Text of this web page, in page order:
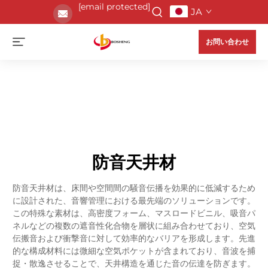
[email protected] JA
お問い合わせ
防音天井材
防音天井材は、床間や空間間の騒音伝播を効果的に低減するため
に設計された、音響管理における最先端のソリューションです。
この特殊な素材は、高密度フォーム、マスロードビニル、吸音パ
ネルなどの複数の遮音性化合物を層状に組み合わせており、空気
伝搬音および衝撃音に対して効率的なバリアを形成します。先進
的な構成材料には微細な空気ポケットが含まれており、音波を捕
捉・散逸させることで、天井構造を通じた音の伝達を防ぎます。